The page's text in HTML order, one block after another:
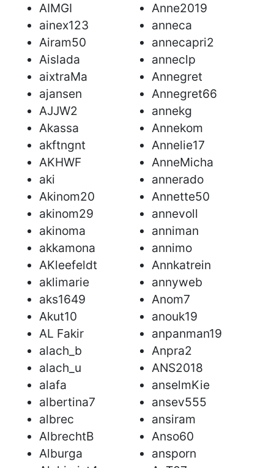
AIMGI
ainex123
Airam50
Aislada
aixtraMa
ajansen
AJJW2
Akassa
akftngnt
AKHWF
aki
Akinom20
akinom29
akinoma
akkamona
AKleefeldt
aklimarie
aks1649
Akut10
AL Fakir
alach_b
alach_u
alafa
albertina7
albrec
AlbrechtB
Alburga
Anne2019
anneca
annecapri2
anneclp
Annegret
Annegret66
annekg
Annekom
Annelie17
AnneMicha
annerado
Annette50
annevoll
anniman
annimo
Annkatrein
annyweb
Anom7
anouk19
anpanman19
Anpra2
ANS2018
anselmKie
ansev555
ansiram
Anso60
ansporn